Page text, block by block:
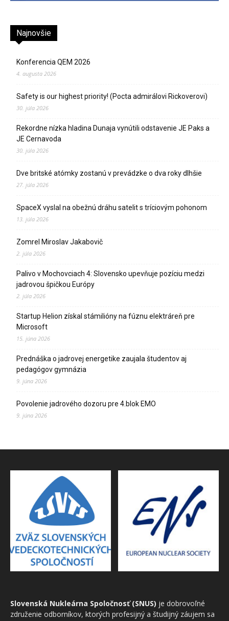
Najnovšie
Konferencia QEM 2026
4. augusta 2026
Safety is our highest priority! (Pocta admirálovi Rickoverovi)
30. júla 2026
Rekordne nízka hladina Dunaja vynútili odstavenie JE Paks a
JE Cernavoda
30. júla 2026
Dve britské atómky zostanú v prevádzke o dva roky dlhšie
27. júla 2026
SpaceX vyslal na obežnú dráhu satelit s tríciovým pohonom
13. júla 2026
Zomrel Miroslav Jakabovič
2. júla 2026
Palivo v Mochovciach 4: Slovensko upevňuje pozíciu medzi
jadrovou špičkou Európy
2. júla 2026
Startup Helion získal stámilióny na fúznu elektráreň pre
Microsoft
15. júna 2026
Prednáška o jadrovej energetike zaujala študentov aj
pedagógov gymnázia
9. júna 2026
Povolenie jadrového dozoru pre 4.blok EMO
9. júna 2026
Slovenská Nukleárna Spoločnosť (SNUS) je dobrovoľné
združenie odborníkov, ktorých profesijný a študijný záujem sa